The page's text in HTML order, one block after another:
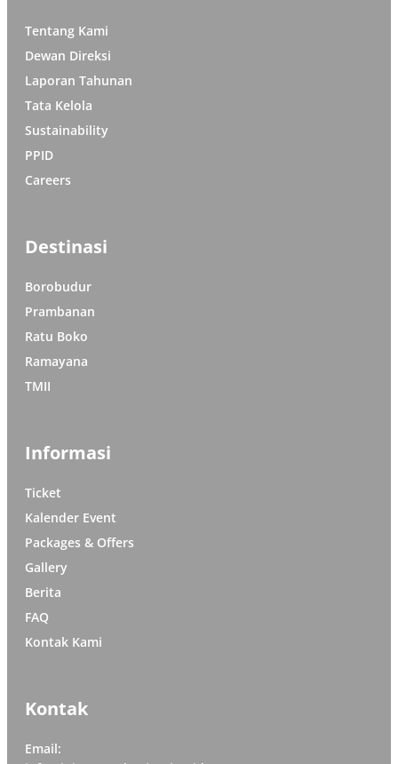
Tentang Kami
Dewan Direksi
Laporan Tahunan
Tata Kelola
Sustainability
PPID
Careers
Destinasi
Borobudur
Prambanan
Ratu Boko
Ramayana
TMII
Informasi
Ticket
Kalender Event
Packages & Offers
Gallery
Berita
FAQ
Kontak Kami
Kontak
Email: